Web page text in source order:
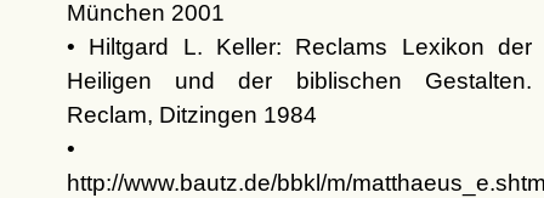
München 2001
• Hiltgard L. Keller: Reclams Lexikon der
Heiligen und der biblischen Gestalten.
Reclam, Ditzingen 1984
•
http://www.bautz.de/bbkl/m/